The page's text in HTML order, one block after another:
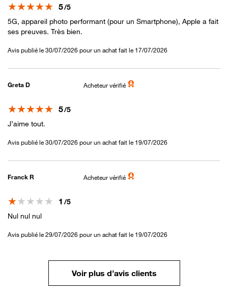
Note
5/5
5G, appareil photo performant (pour un Smartphone), Apple a fait
ses preuves. Très bien.
Avis publié le 30/07/2026 pour un achat fait le 17/07/2026
Greta D Acheteur vérifié
Note
5/5
J’aime tout.
Avis publié le 30/07/2026 pour un achat fait le 19/07/2026
Franck R Acheteur vérifié
Note
1 /5
Nul nul nul
Avis publié le 29/07/2026 pour un achat fait le 19/07/2026
Voir plus d’avis clients